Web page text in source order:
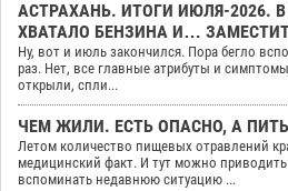
АСТРАХАНЬ. ИТОГИ ИЮЛЯ-2026.
ХВАТАЛО БЕНЗИНА И…
Ну, вот и июль закончился. Пора бегло
раз. Нет, все главные атрибуты и
открыли, спли...
ЧЕМ ЖИЛИ. ЕСТЬ ОПАСНО, А
Летом количество пищевых отравлений
медицинский факт. И тут можно приводить
вспоминать недавнюю ситуацию ...